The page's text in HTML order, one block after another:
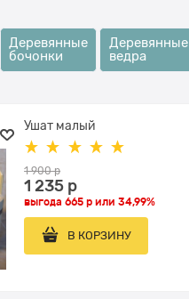
Деревянные
бочонки
Деревянные
ведра
Ушат малый
1 900 р
1 235 р
выгода665 р или34,99%
В КОРЗИНУ